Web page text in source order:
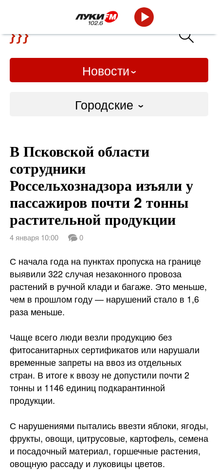
Новости
Городские
Слово Дело
Народные
ВТРК
В Псковской области
сотрудники
Россельхознадзора изъяли у
пассажиров почти 2 тонны
растительной продукции
4 января 10:00 0
С начала года на пунктах пропуска на границе
выявили 322 случая незаконного провоза
растений в ручной клади и багаже. Это меньше,
чем в прошлом году — нарушений стало в 1,6
раза меньше.
Чаще всего люди везли продукцию без
фитосанитарных сертификатов или нарушали
временные запреты на ввоз из отдельных
стран. В итоге к ввозу не допустили почти 2
тонны и 1146 единиц подкарантинной
продукции.
С нарушениями пытались ввезти яблоки, ягоды,
фрукты, овощи, цитрусовые, картофель, семена
и посадочный материал, горшечные растения,
овощную рассаду и луковицы цветов.